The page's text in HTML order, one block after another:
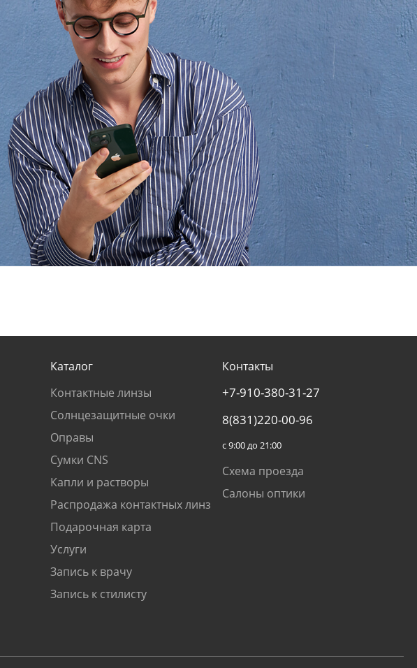
Каталог
Контактные линзы
Солнцезащитные очки
Оправы
Сумки CNS
Капли и растворы
Распродажа контактных линз
Подарочная карта
Услуги
Запись к врачу
Запись к стилисту
Контакты
+7-910-380-31-27
8(831)220-00-96
с 9:00 до 21:00
Схема проезда
Салоны оптики